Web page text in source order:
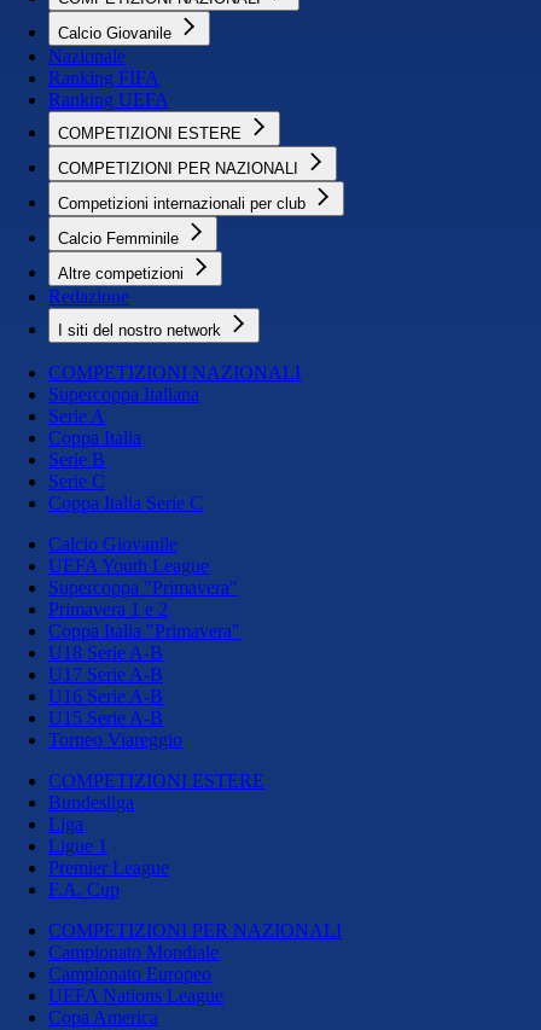
Calcio Giovanile
Nazionale
Ranking FIFA
Ranking UEFA
COMPETIZIONI ESTERE
COMPETIZIONI PER NAZIONALI
Competizioni internazionali per club
Calcio Femminile
Altre competizioni
Redazione
I siti del nostro network
COMPETIZIONI NAZIONALI
Supercoppa Italiana
Serie A
Coppa Italia
Serie B
Serie C
Coppa Italia Serie C
Calcio Giovanile
UEFA Youth League
Supercoppa "Primavera"
Primavera 1 e 2
Coppa Italia "Primavera"
U18 Serie A-B
U17 Serie A-B
U16 Serie A-B
U15 Serie A-B
Torneo Viareggio
COMPETIZIONI ESTERE
Bundesliga
Liga
Ligue 1
Premier League
F.A. Cup
COMPETIZIONI PER NAZIONALI
Campionato Mondiale
Campionato Europeo
UEFA Nations League
Copa America